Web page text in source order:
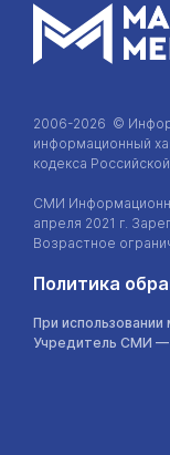
2006-2026 ©
информационный
кодекса
СМИ
апреля 2021 г.
Возрастное
Политика
При использовании
Учредитель СМИ —